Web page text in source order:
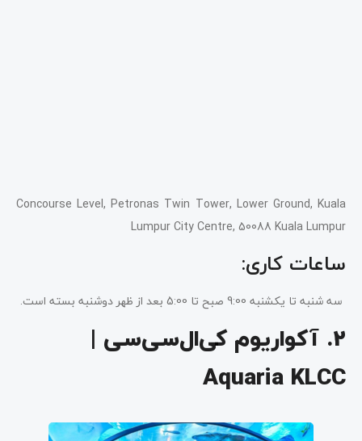
Concourse Level, Petronas Twin Tower, Lower Ground, Kuala
Lumpur City Centre, 50088 Kuala Lumpur
ساعات کاری:
سه شنبه تا یکشنبه 9:00 صبح تا 5:00 بعد از ظهر دوشنبه بسته است.
2. آکواریوم کی‌ال‌سی‌سی |
Aquaria KLCC